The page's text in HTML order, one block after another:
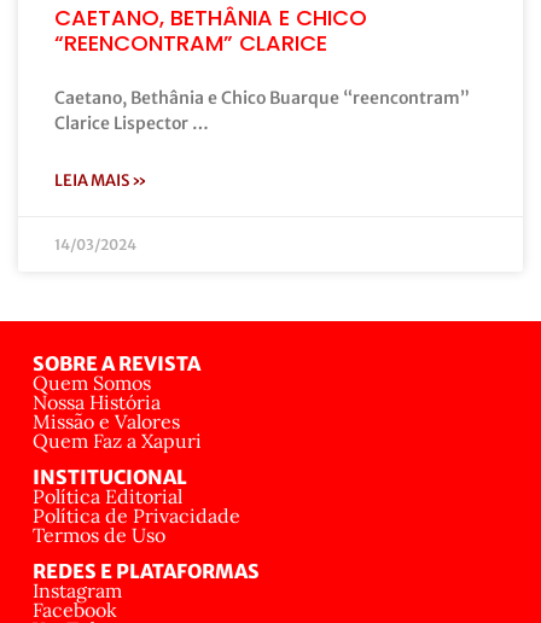
CAETANO, BETHÂNIA E CHICO
“REENCONTRAM” CLARICE
Caetano, Bethânia e Chico Buarque “reencontram”
Clarice Lispector …
LEIA MAIS »
14/03/2024
SOBRE A REVISTA
Quem Somos
Nossa História
Missão e Valores
Quem Faz a Xapuri
INSTITUCIONAL
Política Editorial
Política de Privacidade
Termos de Uso
REDES E PLATAFORMAS
Instagram
Facebook